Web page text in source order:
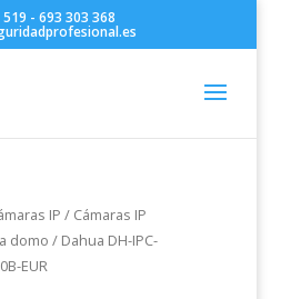
- 693 303 368
IP / Cámaras IP
domo / Dahua DH-IPC-
EUR